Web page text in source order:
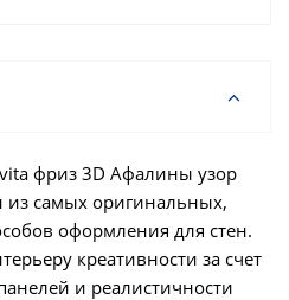
фриз 3D Афалины узор
из самых оригинальных,
оформления для стен.
креативности за счет
и реалистичности